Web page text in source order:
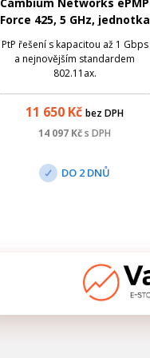
Force 425, 5 GHz, jednotka
PtP spoje
PtP řešení s kapacitou až 1 Gbps
a nejnovějším standardem
802.11ax.
11 650 Kč bez DPH
14 097 Kčs DPH
DO 2 DNŮ